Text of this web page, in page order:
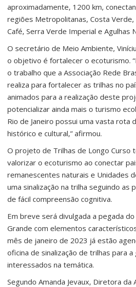
aproximadamente, 1200 km,
regiões Metropolitanas, Costa Verde,
Café, Serra Verde Imperial e Agulhas
O secretário de Meio Ambiente,
o objetivo é fortalecer o ecoturismo.
o trabalho que a Associação Rede
realiza para fortalecer as trilhas no
animados para a realização deste
potencializar ainda mais o turismo
Rio de Janeiro possui uma vasta rota
histórico e cultural,” afirmou.
O projeto de Trilhas de Longo Curso
valorizar o ecoturismo ao conectar
remanescentes naturais e Unidades
uma sinalização na trilha seguindo as
de fácil compreensão cognitiva.
Em breve será divulgada a pegada
Grande com elementos
mês de janeiro de 2023 já estão
oficina de sinalização de trilhas para
interessados na temática.
Segundo Amanda Jevaux, Diretora da